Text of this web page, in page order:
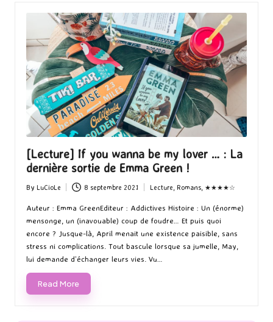
[Lecture] If you wanna be my lover … : La
dernière sortie de Emma Green !
Posted
by
By LuCioLe 8 septembre 2021
Posted
in
Lecture, Romans, ★★★★☆
Auteur : Emma GreenEditeur : Addictives Histoire : Un (énorme)
mensonge, un (inavouable) coup de foudre… Et puis quoi
encore ? Jusque-là, April menait une existence paisible, sans
stress ni complications. Tout bascule lorsque sa jumelle, May,
lui demande d’échanger leurs vies. Vu…
Read More